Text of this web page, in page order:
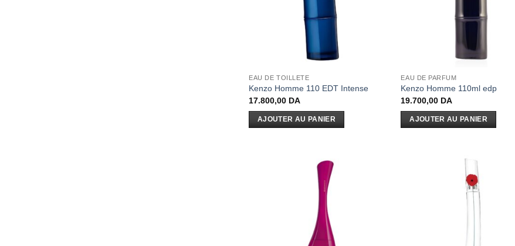
EAU DE TOILLETE
Kenzo Homme 110 EDT Intense
17.800,00 DA
AJOUTER AU PANIER
EAU DE PARFUM
Kenzo Homme 110ml edp
19.700,00 DA
AJOUTER AU PANIER